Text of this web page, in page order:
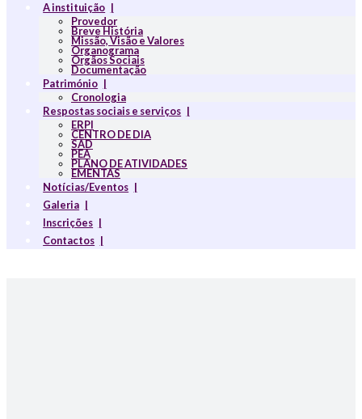
A instituição
Provedor
Breve História
Missão, Visão e Valores
Organograma
Orgãos Sociais
Documentação
Património
Cronologia
Respostas sociais e serviços
ERPI
CENTRO DE DIA
SAD
PEA
PLANO DE ATIVIDADES
EMENTAS
Notícias/Eventos
Galeria
Inscrições
Contactos